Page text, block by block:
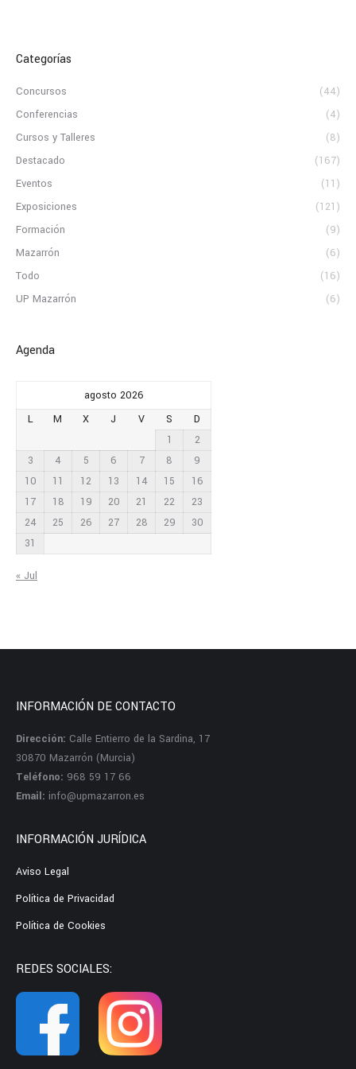
Categorías
Concursos
(44)
Conferencias
(4)
Cursos y Talleres
(8)
Destacado
(167)
Eventos
(11)
Exposiciones
(121)
Formación
(9)
Mazarrón
(6)
Todo
(16)
UP Mazarrón
(6)
Agenda
agosto 2026
L
M X J V S
D
1
2
3
4 5 6 7 8
9
10
11 12 13 14 15
16
17
18 19 20 21 22
23
24
25 26 27 28 29
30
31
« Jul
INFORMACIÓN DE CONTACTO
Dirección: Calle Entierro de la Sardina, 17
30870 Mazarrón (Murcia)
Teléfono: 968 59 17 66
Email: info@upmazarron.es
INFORMACIÓN JURÍDICA
Aviso Legal
Política de Privacidad
Política de Cookies
REDES SOCIALES: